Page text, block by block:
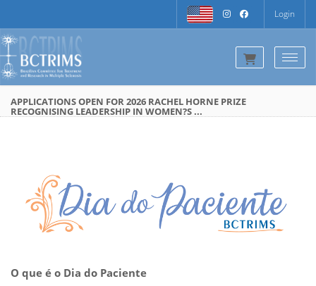
Login
APPLICATIONS OPEN FOR 2026 RACHEL HORNE PRIZE
RECOGNISING LEADERSHIP IN WOMEN?S ...
O que é o Dia do Paciente